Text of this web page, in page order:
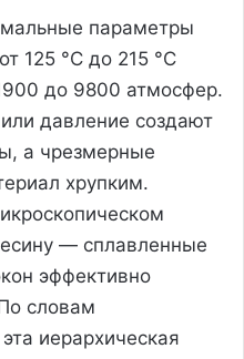
параметры
125 °C до 215 °C
до 9800 атмосфер.
давление создают
а чрезмерные
хрупким.
— сплавленные
эффективно
словам
иерархическая